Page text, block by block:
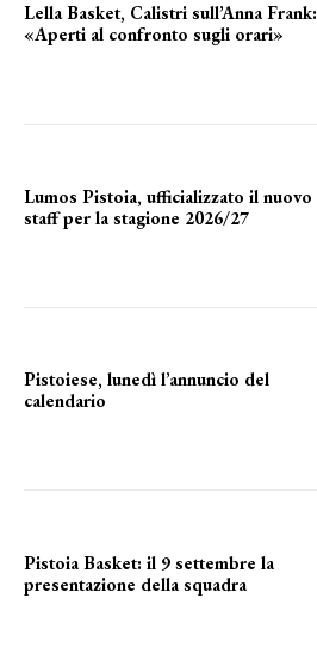
Lella Basket, Calistri sull’Anna Frank:
«Aperti al confronto sugli orari»
Lumos Pistoia, ufficializzato il nuovo
staff per la stagione 2026/27
Pistoiese, lunedì l’annuncio del
calendario
Pistoia Basket: il 9 settembre la
presentazione della squadra